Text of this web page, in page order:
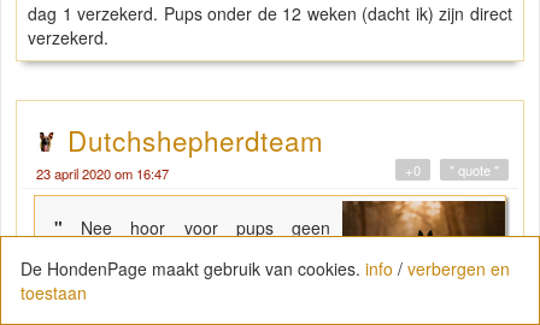
dag 1 verzekerd. Pups onder de 12 weken (dacht ik) zijn direct
verzekerd.
Dutchshepherdteam
23 april 2020 om 16:47 " quote "
+0
" Nee hoor voor pups geen
er niks vergoed als het duidelijk
erfelijk is.
De HondenPage maakt gebruik van cookies. info / verbergen en
toestaan